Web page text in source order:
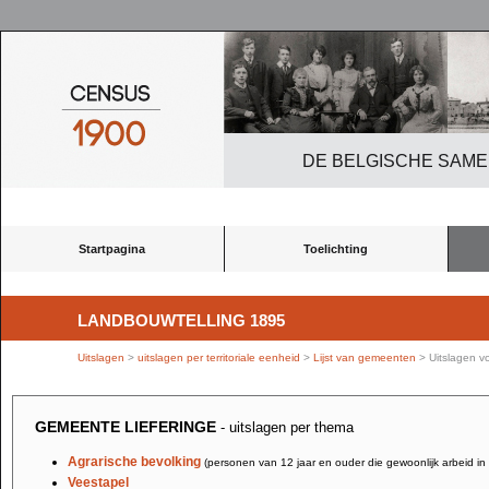
DE BELGISCHE
Startpagina Toelichting
LANDBOUWTELLING 1895
Uitslagen > uitslagen per territoriale eenheid > Lijst van gemeenten > Uitslagen
GEMEENTE LIEFERINGE - uitslagen per thema
Agrarische bevolking (personen van 12 jaar en ouder die gewoonlijk arbeid
Veestapel